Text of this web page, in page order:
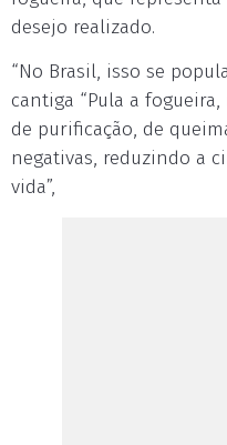
desejo realizado.
“No Brasil, isso se
cantiga “Pula a
de purificação, de
negativas, reduzindo a
vida”,